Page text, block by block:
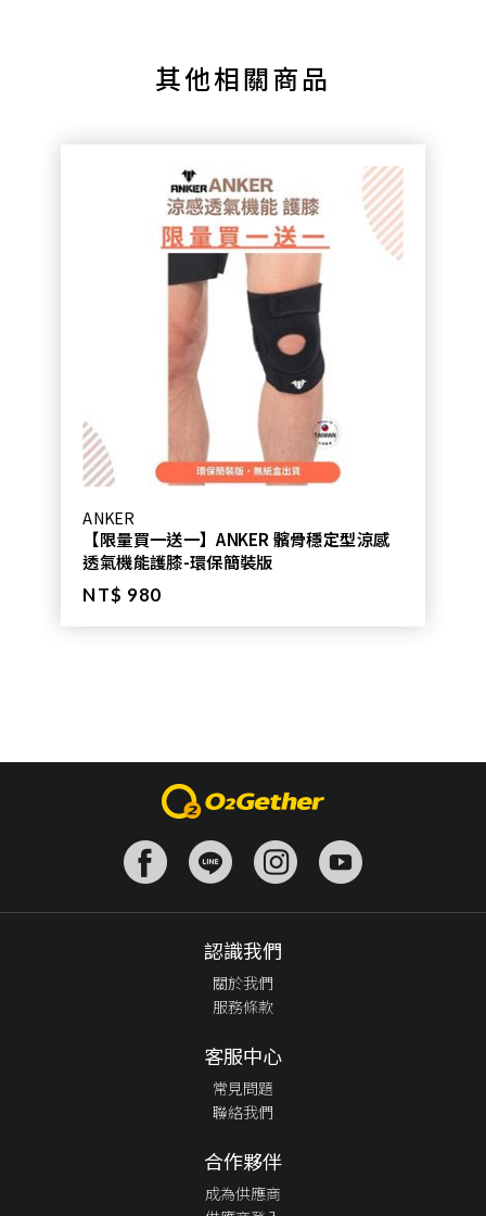
其他相關商品
ANKER
【限量買一送一】ANKER 髕骨穩定型涼感
透氣機能護膝-環保簡裝版
NT$ 980
認識我們
關於我們
服務條款
客服中心
常見問題
聯絡我們
合作夥伴
成為供應商